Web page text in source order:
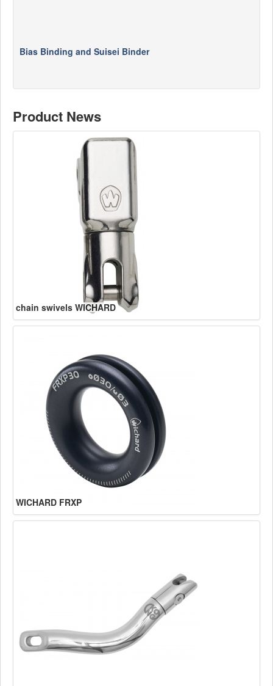
Bias Binding and Suisei Binder
Product News
chain swivels WICHARD
WICHARD FRXP